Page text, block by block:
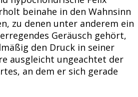
beinahe in den Wahnsinn
zu denen unter anderem ein
Geräusch gehört,
den Druck in seiner
ausgleicht ungeachtet der
an dem er sich gerade